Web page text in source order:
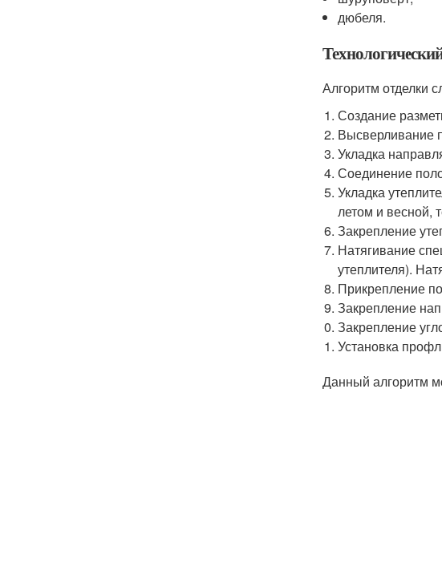
дюбеля.
Алгоритм отделки
Создание
Высверливание
Укладка
Соединение
Укладка
летом и весной,
Закрепление
Натягивание
утеплителя).
Прикрепление
Закрепление
Закрепление
Установка
Данный алгоритм